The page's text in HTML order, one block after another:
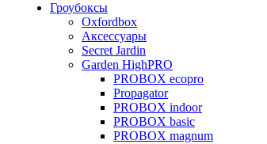
Гроубоксы
Oxfordbox
Аксессуары
Secret Jardin
Garden HighPRO
PROBOX ecopro
Propagator
PROBOX indoor
PROBOX basic
PROBOX magnum